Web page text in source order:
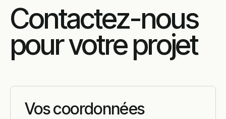
Contactez-nous
pour votre projet
Vos coordonnées